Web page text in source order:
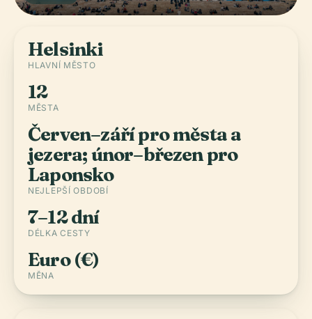
Helsinki
HLAVNÍ MĚSTO
12
MĚSTA
Červen–září pro města a
jezera; únor–březen pro
Laponsko
NEJLEPŠÍ OBDOBÍ
7–12 dní
DÉLKA CESTY
Euro (€)
MĚNA